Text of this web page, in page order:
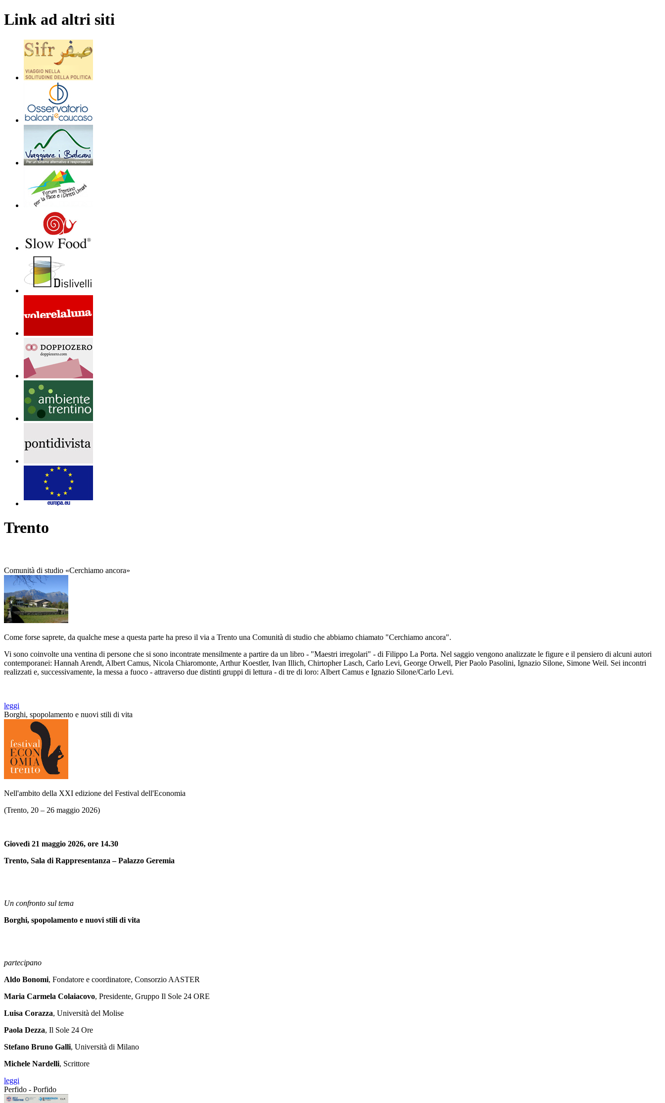
Link ad altri siti
Trento
Comunità di studio «Cerchiamo ancora»
Come forse saprete, da qualche mese a questa parte ha preso il via a Trento una Comunità di studio che abbiamo chiamato "Cerchiamo ancora".
Vi sono coinvolte una ventina di persone che si sono incontrate mensilmente a partire da un libro - "Maestri irregolari" - di Filippo La Porta. Nel saggio vengono analizzate le figure e il pensiero di alcuni autori
contemporanei: Hannah Arendt, Albert Camus, Nicola Chiaromonte, Arthur Koestler, Ivan Illich, Chirtopher Lasch, Carlo Levi, George Orwell, Pier Paolo Pasolini, Ignazio Silone, Simone Weil. Sei incontri
realizzati e, successivamente, la messa a fuoco - attraverso due distinti gruppi di lettura - di tre di loro: Albert Camus e Ignazio Silone/Carlo Levi.
leggi
Borghi, spopolamento e nuovi stili di vita
Nell'ambito della XXI edizione del Festival dell'Economia
(Trento, 20 – 26 maggio 2026)
Giovedì 21 maggio 2026, ore 14.30
Trento, Sala di Rappresentanza – Palazzo Geremia
Un confronto sul tema
Borghi, spopolamento e nuovi stili di vita
partecipano
Aldo Bonomi, Fondatore e coordinatore, Consorzio AASTER
Maria Carmela Colaiacovo, Presidente, Gruppo Il Sole 24 ORE
Luisa Corazza, Università del Molise
Paola Dezza, Il Sole 24 Ore
Stefano Bruno Galli, Università di Milano
Michele Nardelli, Scrittore
leggi
Perfido - Porfido